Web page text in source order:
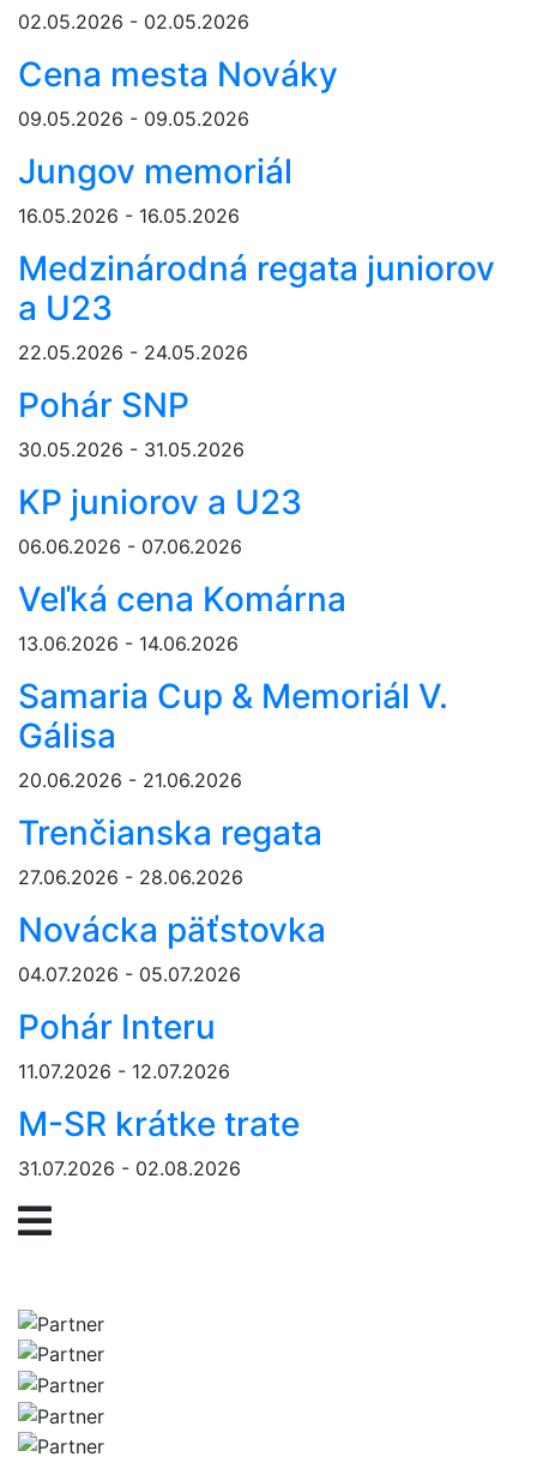
02.05.2026 - 02.05.2026
Cena mesta Nováky
09.05.2026 - 09.05.2026
Jungov memoriál
16.05.2026 - 16.05.2026
Medzinárodná regata juniorov
a U23
22.05.2026 - 24.05.2026
Pohár SNP
30.05.2026 - 31.05.2026
KP juniorov a U23
06.06.2026 - 07.06.2026
Veľká cena Komárna
13.06.2026 - 14.06.2026
Samaria Cup & Memoriál V.
Gálisa
20.06.2026 - 21.06.2026
Trenčianska regata
27.06.2026 - 28.06.2026
Novácka päťstovka
04.07.2026 - 05.07.2026
Pohár Interu
11.07.2026 - 12.07.2026
M-SR krátke trate
31.07.2026 - 02.08.2026